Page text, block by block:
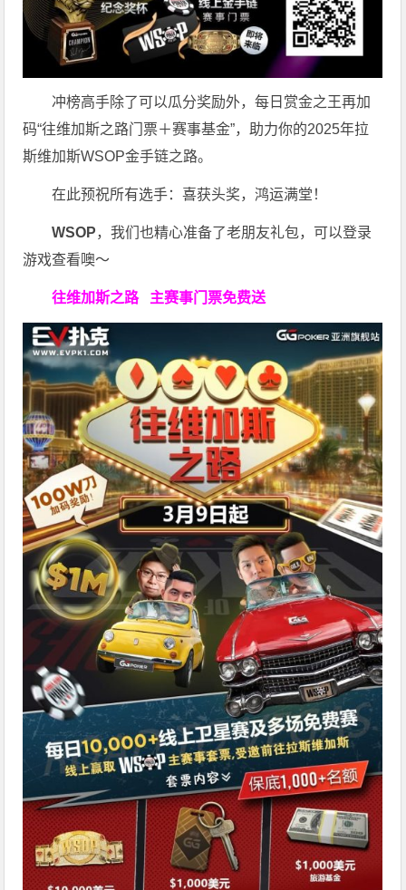
冲榜高手除了可以瓜分奖励外，每日赏金之王再加
码“往维加斯之路门票＋赛事基金”，助力你的2025年拉
斯维加斯WSOP金手链之路。
在此预祝所有选手：喜获头奖，鸿运满堂！
WSOP，我们也精心准备了老朋友礼包，可以登录
游戏查看噢～
往维加斯之路 主赛事门票免费送